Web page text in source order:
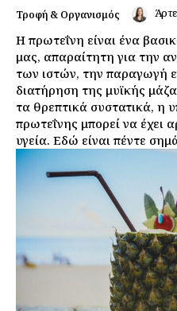
Τροφή & Οργανισμός
Η πρωτεΐνη είναι ένα
μας, απαραίτητη για την
των ιστών, την παραγωγή
διατήρηση της μυϊκής
τα θρεπτικά συστατικά, η
πρωτεΐνης μπορεί να έχει
υγεία. Εδώ είναι πέντε